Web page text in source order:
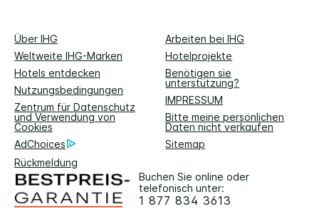
Über IHG
Arbeiten bei IHG
Weltweite IHG-Marken
Hotelprojekte
Hotels entdecken
Benötigen sie
unterstützung?
Nutzungsbedingungen
IMPRESSUM
Zentrum für Datenschutz
und Verwendung von
Cookies
Bitte meine persönlichen
Daten nicht verkaufen
AdChoices
Sitemap
Rückmeldung
Buchen Sie online oder
telefonisch unter:
1 877 834 3613